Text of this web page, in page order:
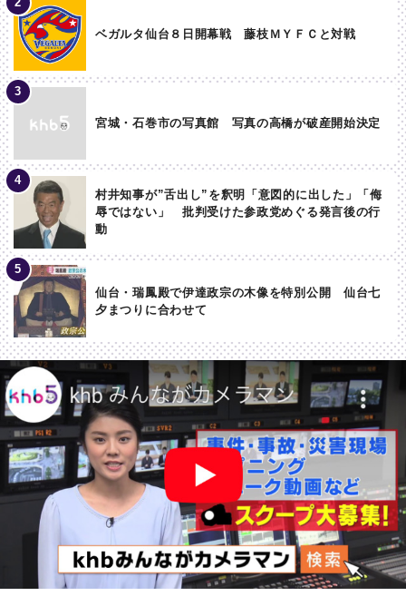
ベガルタ仙台８日開幕戦 藤枝ＭＹＦＣと対戦
宮城・石巻市の写真館 写真の高橋が破産開始決定
村井知事が”舌出し”を釈明「意図的に出した」「侮
辱ではない」 批判受けた参政党めぐる発言後の行
動
仙台・瑞鳳殿で伊達政宗の木像を特別公開 仙台七
夕まつりに合わせて